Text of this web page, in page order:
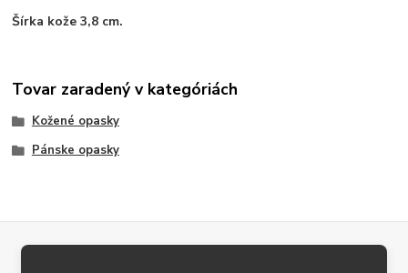
Šírka kože 3,8 cm.
Tovar zaradený v kategóriách
Kožené opasky
Pánske opasky